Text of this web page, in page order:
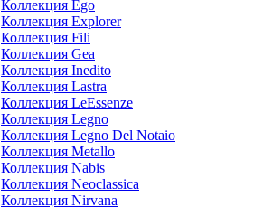
Коллекция Ego
Коллекция Explorer
Коллекция Fili
Коллекция Gea
Коллекция Inedito
Коллекция Lastra
Коллекция LeEssenze
Коллекция Legno
Коллекция Legno Del Notaio
Коллекция Metallo
Коллекция Nabis
Коллекция Neoclassica
Коллекция Nirvana